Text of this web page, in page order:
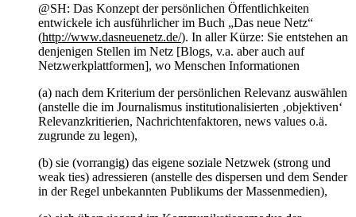
@SH: Das Konzept der persönlichen Öffentlichkeiten
entwickele ich ausführlicher im Buch „Das neue Netz“
(http://www.dasneuenetz.de/). In aller Kürze: Sie entstehen an
denjenigen Stellen im Netz [Blogs, v.a. aber auch auf
Netzwerkplattformen], wo Menschen Informationen
(a) nach dem Kriterium der persönlichen Relevanz auswählen
(anstelle die im Journalismus institutionalisierten ‚objektiven‘
Relevanzkritierien, Nachrichtenfaktoren, news values o.ä.
zugrunde zu legen),
(b) sie (vorrangig) das eigene soziale Netzwek (strong und
weak ties) adressieren (anstelle des dispersen und dem Sender
in der Regel unbekannten Publikums der Massenmedien),